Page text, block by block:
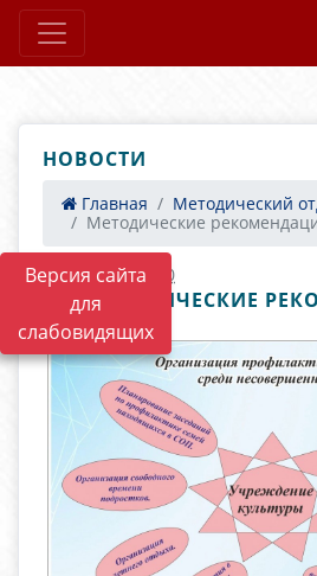
Версия сайта
для
слабовидящих
НОВОСТИ
Главная
Методический
Методические
02.04.2021 09:00
МЕТОДИЧЕСКИЕ